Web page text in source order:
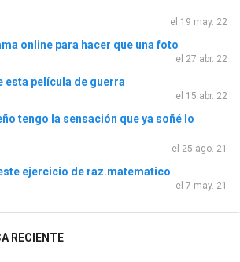
el 19 may. 22
online para hacer que una foto
el 27 abr. 22
esta película de guerra
el 15 abr. 22
tengo la sensación que ya soñé lo
el 25 ago. 21
ejercicio de raz.matematico
el 7 may. 21
RECIENTE